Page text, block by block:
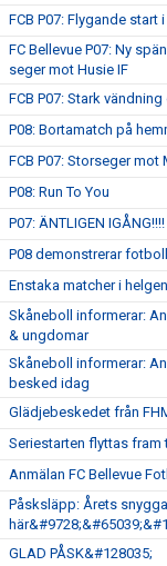
FCB P07: Flygande start
FC Bellevue P07: Ny
seger mot Husie IF
FCB P07: Stark
P08: Bortamatch på
FCB P07: Storseger mot
P08: Run To You
P07: ÄNTLIGEN IGÅNG!!!!
P08 demonstrerar
Enstaka matcher i helgen
Skåneboll informerar:
& ungdomar
Skåneboll informerar:
besked idag
Glädjebeskedet från
Seriestarten flyttas fram
Anmälan FC Bellevue
Påsksläpp: Årets
GLAD PÅSK&#128035;